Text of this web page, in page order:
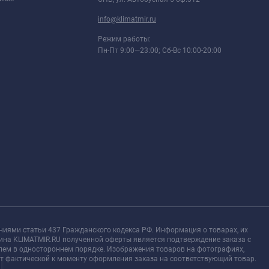
info@klimatmir.ru
Режим работы:
Пн-Пт 9:00—23:00; Сб-Вс 10:00-20:00
статьи 437 Гражданского кодекса РФ. Информация о товарах, их
KLIMATMIR.RU полученной оферты является подтверждение заказа с
в одностороннем порядке. Изображения товаров на фотографиях,
фактической к моменту оформления заказа на соответствующий товар.